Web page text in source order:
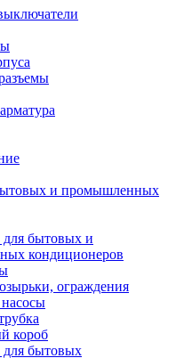
и промышленных
для бытовых и
кондиционеров
ограждения
короб
для бытовых